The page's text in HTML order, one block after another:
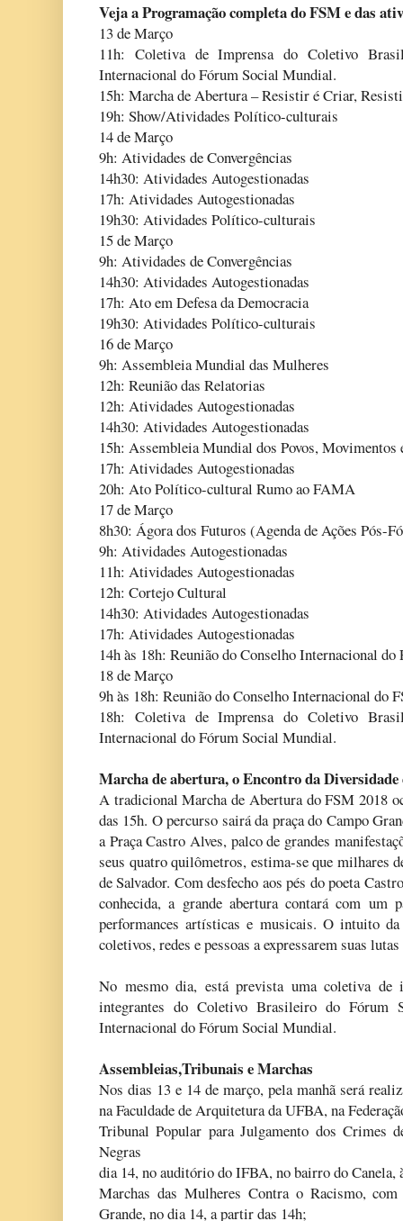
Veja a Programação completa do FSM e das
13 de Março
11h: Coletiva de Imprensa do Coletivo
Internacional do Fórum Social Mundial.
15h: Marcha de Abertura – Resistir é Criar,
19h: Show/Atividades Político-culturais
14 de Março
9h: Atividades de Convergências
14h30: Atividades Autogestionadas
17h: Atividades Autogestionadas
19h30: Atividades Político-culturais
15 de Março
9h: Atividades de Convergências
14h30: Atividades Autogestionadas
17h: Ato em Defesa da Democracia
19h30: Atividades Político-culturais
16 de Março
9h: Assembleia Mundial das Mulheres
12h: Reunião das Relatorias
12h: Atividades Autogestionadas
14h30: Atividades Autogestionadas
15h: Assembleia Mundial dos Povos,
17h: Atividades Autogestionadas
20h: Ato Político-cultural Rumo ao FAMA
17 de Março
8h30: Ágora dos Futuros (Agenda de Ações Pós-
9h: Atividades Autogestionadas
11h: Atividades Autogestionadas
12h: Cortejo Cultural
14h30: Atividades Autogestionadas
17h: Atividades Autogestionadas
14h às 18h: Reunião do Conselho Internacional do
18 de Março
9h às 18h: Reunião do Conselho Internacional do
18h: Coletiva de Imprensa do Coletivo
Internacional do Fórum Social Mundial.
Marcha de abertura, o Encontro da
A tradicional Marcha de Abertura do FSM 2018
das 15h. O percurso sairá da praça do Campo
a Praça Castro Alves, palco de grandes
seus quatro quilômetros, estima-se que milhares
de Salvador. Com desfecho aos pés do poeta
conhecida, a grande abertura contará com um
performances artísticas e musicais. O intuito
coletivos, redes e pessoas a expressarem suas
No mesmo dia, está prevista uma coletiva de
integrantes do Coletivo Brasileiro do Fórum
Internacional do Fórum Social Mundial.
Assembleias,Tribunais e Marchas
Nos dias 13 e 14 de março, pela manhã será
na Faculdade de Arquitetura da UFBA, na
Tribunal Popular para Julgamento dos Crimes
Negras
dia 14, no auditório do IFBA, no bairro do Canela,
Marchas das Mulheres Contra o Racismo,
Grande, no dia 14, a partir das 14h;